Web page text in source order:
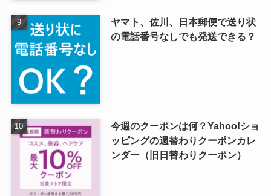
ヤマト、佐川、日本郵便で送り状
の電話番号なしでも発送できる？
今週のクーポンは何？Yahoo!ショ
ッピングの週替わりクーポンカレ
ンダー（旧日替わりクーポン）